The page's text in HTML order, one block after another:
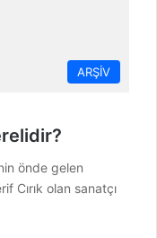
ARŞİV
önde gelen
Cırık olan sanatçı